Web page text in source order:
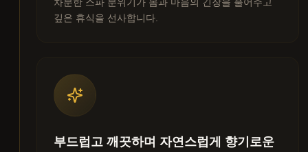
깊은 휴식을 선사합니다.
부드럽고 깨끗하며 자연스럽게 향기로운